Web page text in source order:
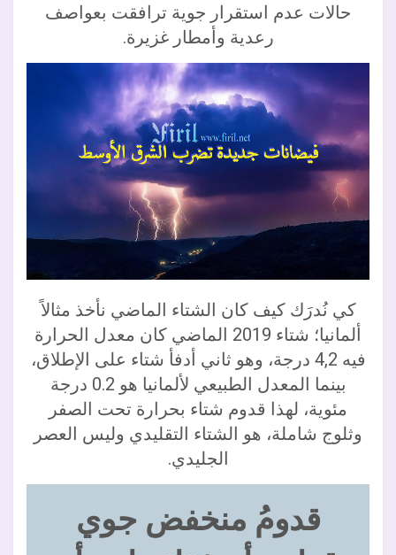
حالات عدم استقرار جوية ترافقت بعواصف
رعدية وأمطار غزيرة.
كي نُدرَك كيف كان الشتاء الماضي نأخذ مثالاً
ألمانيا؛ شتاء 2019 الماضي كان معدل الحرارة
فيه 4,2 درجة، وهو ثاني أدفأ شتاء على الإطلاق،
بينما المعدل الطبيعي لألمانيا هو 0.2 درجة
مئوية، لهذا قدوم شتاء بحرارة تحت الصفر
وثلوج شاملة، هو الشتاء التقليدي وليس العصر
الجليدي.
قدومُ منخفض جوي